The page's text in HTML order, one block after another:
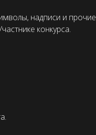
надписи и прочие
конкурса.